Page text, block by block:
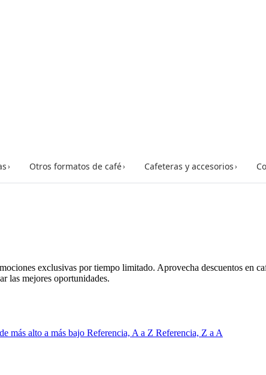
› Otros formatos de café› Cafeteras y accesorios›
exclusivas por tiempo limitado. Aprovecha descuentos en
las mejores oportunidades.
más alto a más bajo Referencia, A a Z Referencia, Z a A